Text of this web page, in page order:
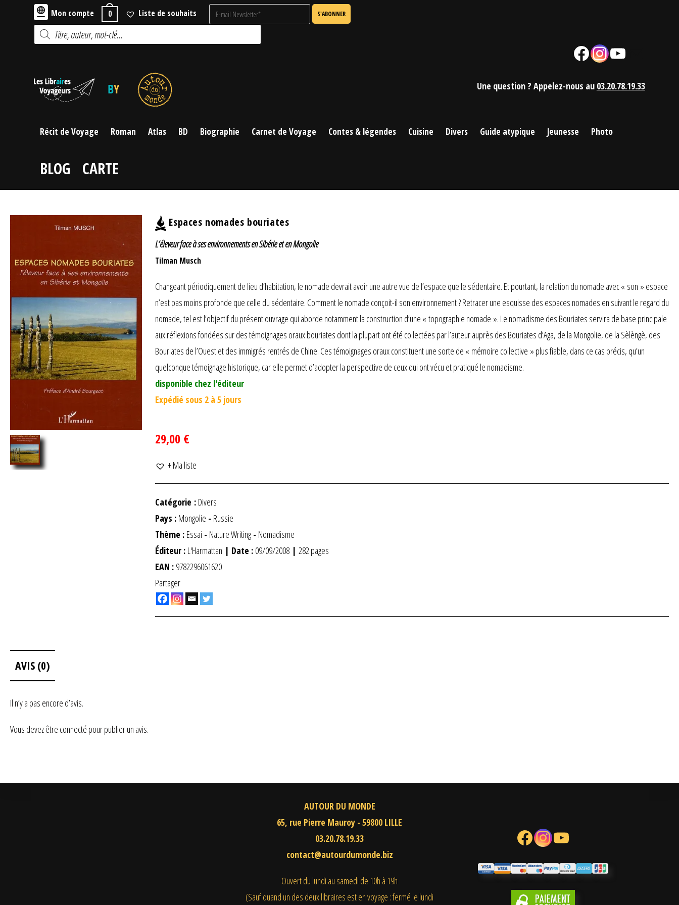
Mon compte 0 Liste de souhaits
Recherche
de
produits
FacebookInstagramYouTube
Une question ? Appelez-nous au 03.20.78.19.33
Récit de Voyage Roman Atlas BD Biographie Carnet de Voyage Contes & légendes Cuisine Divers Guide atypique Jeunesse Photo
BLOG CARTE
Espaces nomades bouriates
L’éleveur face à ses environnements en Sibérie et en Mongolie
Tilman Musch
Changeant périodiquement de lieu d’habitation, le nomade devrait avoir une autre vue de l’espace que le sédentaire. Et pourtant, la relation du nomade avec « son » espace
n’est pas moins profonde que celle du sédentaire. Comment le nomade conçoit-il son environnement ? Retracer une esquisse des espaces nomades en suivant le regard du
nomade, tel est l’objectif du présent ouvrage qui aborde notamment la construction d’une « topographie nomade ». Le nomadisme des Bouriates servira de base principale
aux réflexions fondées sur des témoignages oraux bouriates dont la plupart ont été collectées par l’auteur auprès des Bouriates d’Aga, de la Mongolie, de la Sèlèngè, des
Bouriates de l’Ouest et des immigrés rentrés de Chine. Ces témoignages oraux constituent une sorte de « mémoire collective » plus fiable, dans ce cas précis, qu’un
quelconque témoignage historique, car elle permet d’adopter la perspective de ceux qui ont vécu et pratiqué le nomadisme.
disponible chez l'éditeur
Expédié sous 2 à 5 jours
29,00 €
+ Ma liste
Catégorie : Divers
Pays : Mongolie - Russie
Thème : Essai - Nature Writing- Nomadisme
Éditeur : L'Harmattan | Date : 09/09/2008| 282 pages
EAN : 9782296061620
Partager
AVIS (0)
Il n’y a pas encore d’avis.
Vous devez être connecté pour publier un avis.
AUTOUR DU MONDE
65, rue Pierre Mauroy - 59800 LILLE
03.20.78.19.33
contact@autourdumonde.biz
Ouvert du lundi au samedi de 10h à 19h
(Sauf quand un des deux libraires est en voyage : fermé le lundi
Facebook Instagram YouTube